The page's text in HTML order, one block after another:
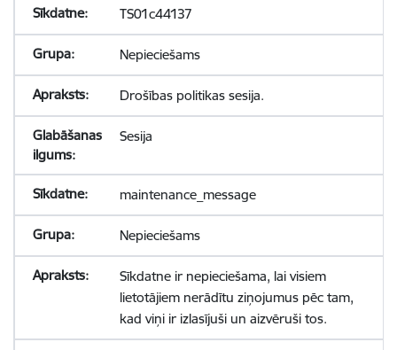
TS01c44137
Nepieciešams
Drošības politikas sesija.
Sesija
maintenance_message
Nepieciešams
Sīkdatne ir nepieciešama, lai visiem
lietotājiem nerādītu ziņojumus pēc tam,
kad viņi ir izlasījuši un aizvēruši tos.